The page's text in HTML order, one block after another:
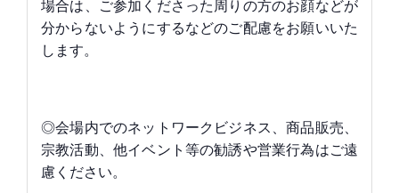
場合は、ご参加くださった周りの方のお顔などが
分からないようにするなどのご配慮をお願いいた
します。
◎会場内でのネットワークビジネス、商品販売、
宗教活動、他イベント等の勧誘や営業行為はご遠
慮ください。